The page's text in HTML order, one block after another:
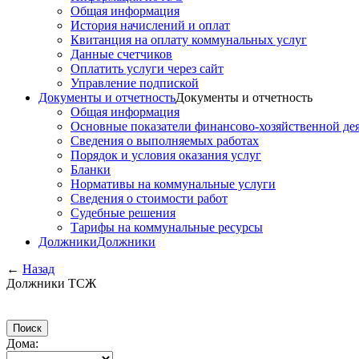
Общая информация
История начислений и оплат
Квитанция на оплату коммунальных услуг
Данные счетчиков
Оплатить услуги через сайт
Управление подпиской
Документы и отчетностьДокументы и отчетность
Общая информация
Основные показатели финансово-хозяйственной
Сведения о выполняемых работах
Порядок и условия оказания услуг
Бланки
Нормативы на коммунальные услуги
Сведения о стоимости работ
Судебные решения
Тарифы на коммунальные ресурсы
ДолжникиДолжники
← Назад
Должники ТСЖ
Дома: